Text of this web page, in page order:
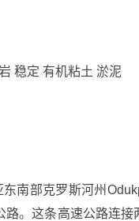
稳定 有机粘土 淤泥
南部克罗斯河州
路。这条高速公路连